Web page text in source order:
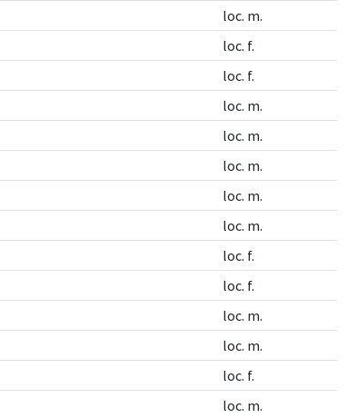
loc. m.
loc. f.
loc. f.
loc. m.
loc. m.
loc. m.
loc. m.
loc. m.
loc. f.
loc. f.
loc. m.
loc. m.
loc. f.
loc. m.